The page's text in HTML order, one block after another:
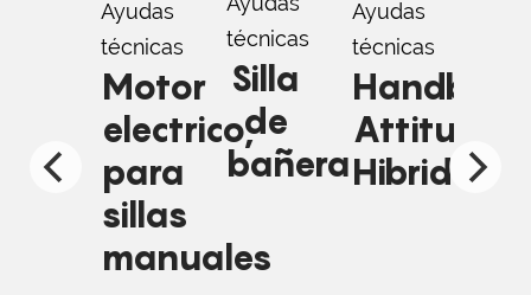
Ayudas
técnicas
Motor
electrico,
para
sillas
manuales
técnicas
Silla
de
bañera
Ayudas
técnicas
Handbike
Attitude
Hibrida